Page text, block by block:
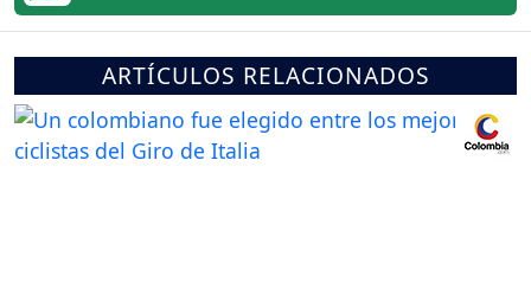
ARTÍCULOS RELACIONADOS